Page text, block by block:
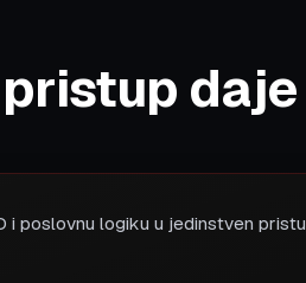
poslovnu logiku u jedinstven